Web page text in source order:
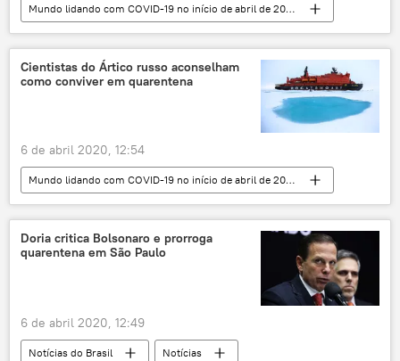
Mundo lidando com COVID-19 no início de abril de 2020
Análise
EUA
crise econômica
novo coronavírus
produção de petróleo
bolsa de valores
Rússia
Cientistas do Ártico russo aconselham
como conviver em quarentena
6 de abril 2020, 12:54
Mundo lidando com COVID-19 no início de abril de 2020
Ciência e Tecnologia
Sociedade
Notícias
novo coronavírus
isolamento
Ártico
Doria critica Bolsonaro e prorroga
quarentena em São Paulo
6 de abril 2020, 12:49
Notícias do Brasil
Notícias